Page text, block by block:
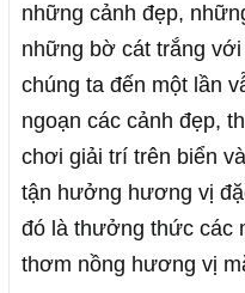
những cảnh đẹp,
những bờ cát trắng
chúng ta đến một lần
ngoạn các cảnh đẹp,
chơi giải trí trên biển
tận hưởng hương vị
đó là thưởng thức các
thơm nồng hương vị